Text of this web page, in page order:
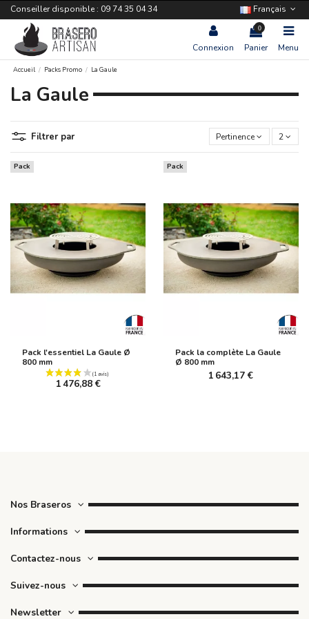
Conseiller disponible : 09 74 35 04 34 Français
Connexion
0
Panier Menu
Accueil Packs Promo La Gaule
La Gaule
Pertinence 2
Filtrer par
Pack
Pack l'essentiel La Gaule Ø
800 mm
(1 avis)
1 476,88 €
Pack
Pack la complète La Gaule
Ø 800 mm
1 643,17 €
Nos Braseros
Informations
Contactez-nous
Suivez-nous
Newsletter